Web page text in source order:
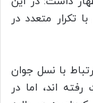
تکرار متعدد در
با نسل جوان
اند، اما در